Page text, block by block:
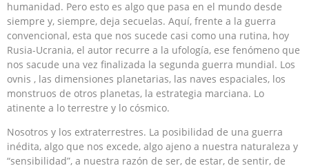
humanidad. Pero esto es algo que pasa en el mundo desde
siempre y, siempre, deja secuelas. Aquí, frente a la guerra
convencional, esta que nos sucede casi como una rutina, hoy
Rusia-Ucrania, el autor recurre a la ufología, ese fenómeno que
nos sacude una vez finalizada la segunda guerra mundial. Los
ovnis , las dimensiones planetarias, las naves espaciales, los
monstruos de otros planetas, la estrategia marciana. Lo
atinente a lo terrestre y lo cósmico.
Nosotros y los extraterrestres. La posibilidad de una guerra
inédita, algo que nos excede, algo ajeno a nuestra naturaleza y
“sensibilidad”, a nuestra razón de ser, de estar, de sentir, de